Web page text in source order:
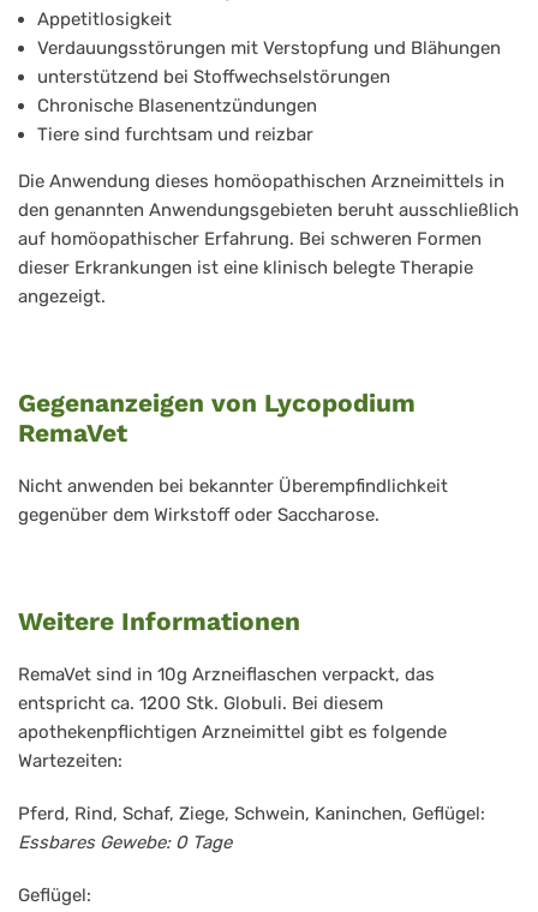
Appetitlosigkeit
Verdauungsstörungen mit Verstopfung und Blähungen
unterstützend bei Stoffwechselstörungen
Chronische Blasenentzündungen
Tiere sind furchtsam und reizbar
Die Anwendung dieses homöopathischen Arzneimittels in
den genannten Anwendungsgebieten beruht ausschließlich
auf homöopathischer Erfahrung. Bei schweren Formen
dieser Erkrankungen ist eine klinisch belegte Therapie
angezeigt.
Gegenanzeigen von Lycopodium
RemaVet
Nicht anwenden bei bekannter Überempfindlichkeit
gegenüber dem Wirkstoff oder Saccharose.
Weitere Informationen
RemaVet sind in 10g Arzneiflaschen verpackt, das
entspricht ca. 1200 Stk. Globuli. Bei diesem
apothekenpflichtigen Arzneimittel gibt es folgende
Wartezeiten:
Pferd, Rind, Schaf, Ziege, Schwein, Kaninchen, Geflügel:
Essbares Gewebe: 0 Tage
Geflügel: